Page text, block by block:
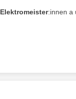
Elektromeister:innen a